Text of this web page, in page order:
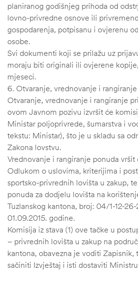
planiranog godišnjeg prihoda od
lovno-privredne osnove ili
gospodarenja, potpisanu i ovjerenu
osobe.
Svi dokumenti koji se prilažu uz
moraju biti originali ili ovjerene
mjeseci.
6. Otvaranje, vrednovanje i
Otvaranje, vrednovanje i rangiranje
ovom Javnom pozivu izvršit će
Ministar poljoprivrede, šumarstva i
tekstu: Ministar), što je u skladu sa
Zakona lovstvu.
Vrednovanje i rangiranje ponuda vršit
Odlukom o uslovima, kriterijima i
sportsko-privrednih lovišta u zakup,
ponuda za dodjelu lovišta na
Tuzlanskog kantona, broj: 04/1-12-
01.09.2015. godine.
Komisija iz stava (1) ove tačke u
– privrednih lovišta u zakup na
kantona, obavezna je voditi Zapisnik,
sačiniti Izvještaj i isti dostaviti